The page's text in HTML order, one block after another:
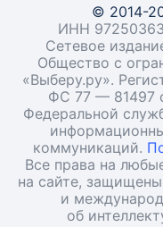
© 2014-
ИНН
Сетевое
Общество с
«Выберу.ру».
ФС 77 — 81497
Федеральной
коммуникаций.
Все права на
на сайте,
и
об